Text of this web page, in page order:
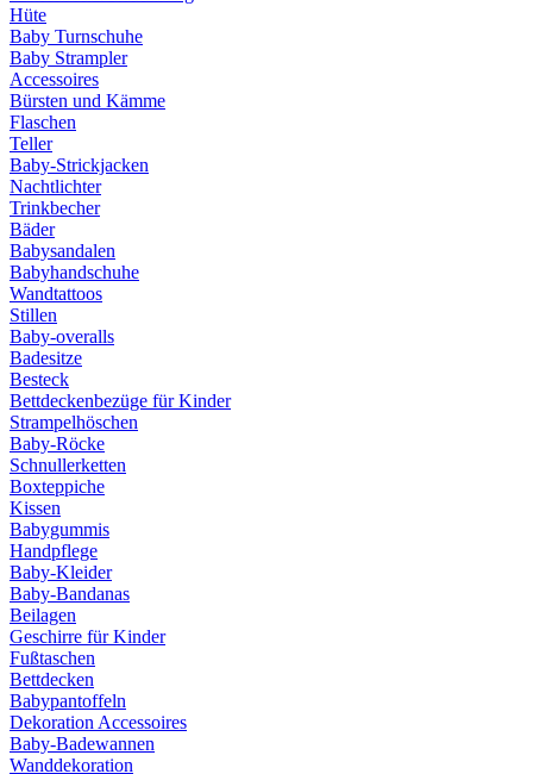
Hüte
Baby Turnschuhe
Baby Strampler
Accessoires
Bürsten und Kämme
Flaschen
Teller
Baby-Strickjacken
Nachtlichter
Trinkbecher
Bäder
Babysandalen
Babyhandschuhe
Wandtattoos
Stillen
Baby-overalls
Badesitze
Besteck
Bettdeckenbezüge für Kinder
Strampelhöschen
Baby-Röcke
Schnullerketten
Boxteppiche
Kissen
Babygummis
Handpflege
Baby-Kleider
Baby-Bandanas
Beilagen
Geschirre für Kinder
Fußtaschen
Bettdecken
Babypantoffeln
Dekoration Accessoires
Baby-Badewannen
Wanddekoration